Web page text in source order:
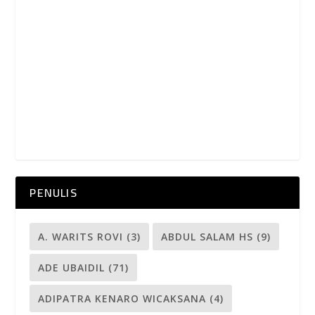
PENULIS
A. WARITS ROVI (3) ABDUL SALAM HS (9)
ADE UBAIDIL (71)
ADIPATRA KENARO WICAKSANA (4)